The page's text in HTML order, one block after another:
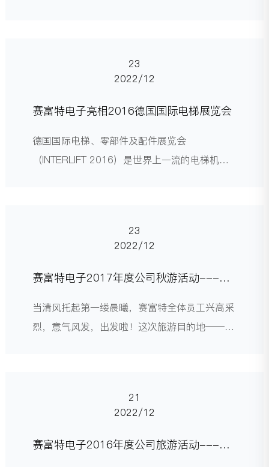
23
2022/12
赛富特电子亮相2016德国国际电梯展览会
德国国际电梯、零部件及配件展览会
（INTERLIFT 2016）是世界上一流的电梯机械
贸易洽谈以及市场开拓的平台。
23
2022/12
赛富特电子2017年度公司秋游活动---桐
当清风托起第一缕晨曦，赛富特全体员工兴高采
烈，意气风发，出发啦！这次旅游目的地——著
情操，放松一下忙碌的工作生活节奏。
21
2022/12
赛富特电子2016年度公司旅游活动---雁